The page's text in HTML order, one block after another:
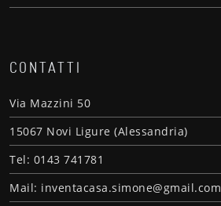
CONTATTI
Via Mazzini 50
15067 Novi Ligure (Alessandria)
Tel: 0143 741781
Mail: inventacasa.simone@gmail.com